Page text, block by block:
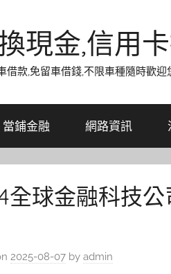
現金,信用
借款,免留車借錢,不限車種隨時歡迎
當鋪金融 網路資訊
全球金融科技
2025-08-07 by admin